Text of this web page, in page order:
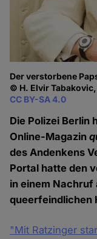
Der verstorbene
© H. Elvir
CC BY-SA 4.0
Die Polizei Berlin
Online-Magazin
des Andenkens
Portal hatte den
in einem
queerfeindlichen
"Mit Ratzinger